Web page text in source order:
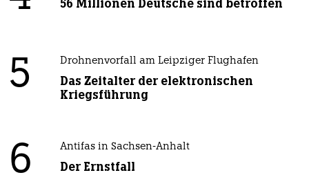
56 Millionen Deutsche sind betroffen
5 Drohnenvorfall am Leipziger Flughafen
Das Zeitalter der elektronischen
Kriegsführung
6 Antifas in Sachsen-Anhalt
Der Ernstfall